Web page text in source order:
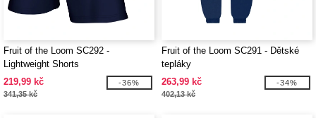
Fruit of the Loom SC292 -
Lightweight Shorts
219,99 kč
341,35 kč
-36%
Fruit of the Loom SC291 - Dětské
tepláky
263,99 kč
402,13 kč
-34%